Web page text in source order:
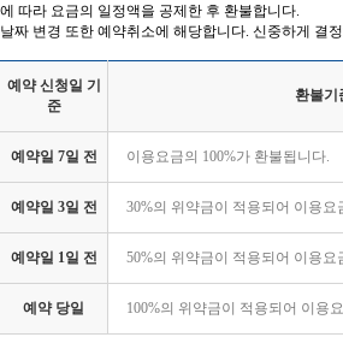
에 따라 요금의 일정액을 공제한 후 환불합니다.
날짜 변경 또한 예약취소에 해당합니다. 신중하게 결
예약 신청일 기
준
환불기
예약일 7일 전 이용요금의 100%가 환불됩니다.
예약일 3일 전 30%의 위약금이 적용되어 이용요
예약일 1일 전 50%의 위약금이 적용되어 이용요
예약 당일 100%의 위약금이 적용되어 이용